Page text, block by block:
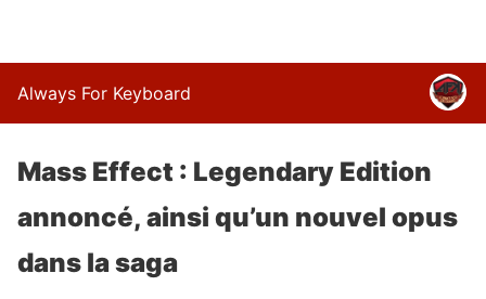
Always For Keyboard
Mass Effect : Legendary Edition
annoncé, ainsi qu’un nouvel opus
dans la saga